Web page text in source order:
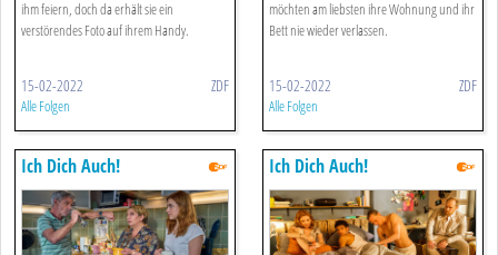
ihm feiern, doch da erhält sie ein
verstörendes Foto auf ihrem Handy.
15-02-2022 ZDF
Alle Folgen
möchten am liebsten ihre Wohnung und ihr
Bett nie wieder verlassen.
15-02-2022 ZDF
Alle Folgen
Ich Dich Auch! Ich Dich Auch!